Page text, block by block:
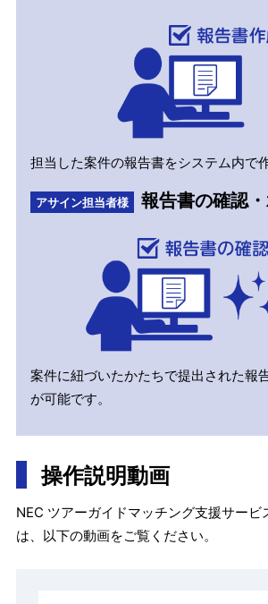
担当した案件の報告書をシステム内で
アサイン担当者様 報告書の確認
案件に紐づいたかたちで提出された報
が可能です。
操作説明動画
NEC ツアーガイドマッチング支援サービ
は、以下の動画をご覧ください。